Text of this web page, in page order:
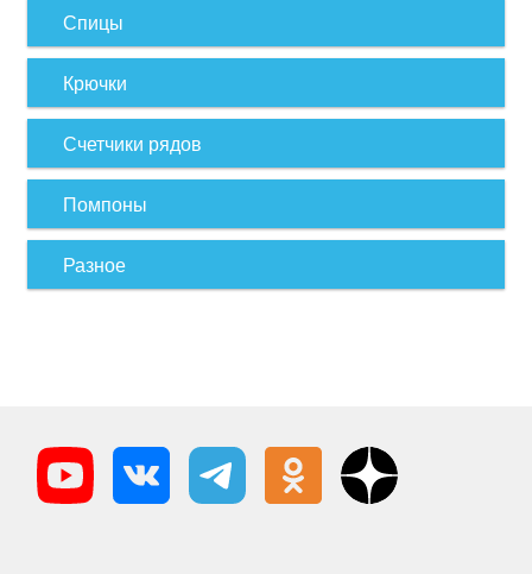
Спицы
Крючки
Счетчики рядов
Помпоны
Разное